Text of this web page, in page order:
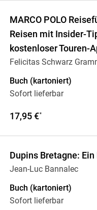
MARCO POLO
Reisen mit Insider-
kostenloser Touren-
Felicitas Schwarz
Waltraud
Buch (kartoniert)
Sofort lieferbar
17,95 €*
Dupins Bretagne:
Jean-Luc Bannalec
Buch (kartoniert)
Sofort lieferbar